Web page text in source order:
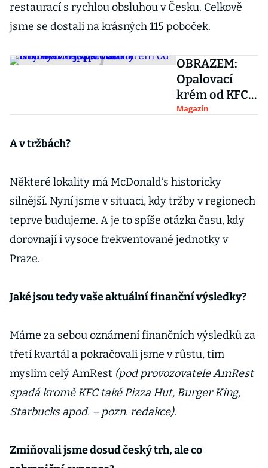
restaurací s rychlou obsluhou v Česku. Celkově
jsme se dostali na krásných 115 poboček.
OBRAZEM:
Opalovací
krém od KFC
nebo Apple
společností
Magazín
A v tržbách?
Některé lokality má McDonald’s historicky
silnější. Nyní jsme v situaci, kdy tržby v regionech
teprve budujeme. A je to spíše otázka času, kdy
dorovnají i vysoce frekventované jednotky v
Praze.
Jaké jsou tedy vaše aktuální finanční výsledky?
Máme za sebou oznámení finančních výsledků za
třetí kvartál a pokračovali jsme v růstu, tím
myslím celý AmRest (pod provozovatele AmRest
spadá kromě KFC také Pizza Hut, Burger King,
Starbucks apod. – pozn. redakce).
Zmiňovali jsme dosud český trh, ale co